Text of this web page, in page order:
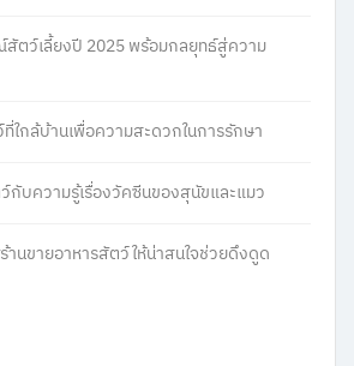
ตว์เลี้ยงปี 2025 พร้อมกลยุทธ์สู่ความ
ใกล้บ้านเพื่อความสะดวกในการรักษา
กับความรู้เรื่องวัคซีนของสุนัขและแมว
านขายอาหารสัตว์ให้น่าสนใจช่วยดึงดูด